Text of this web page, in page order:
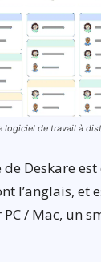
logiciel de travail à
Deskare
l’anglais, et
/ Mac, un